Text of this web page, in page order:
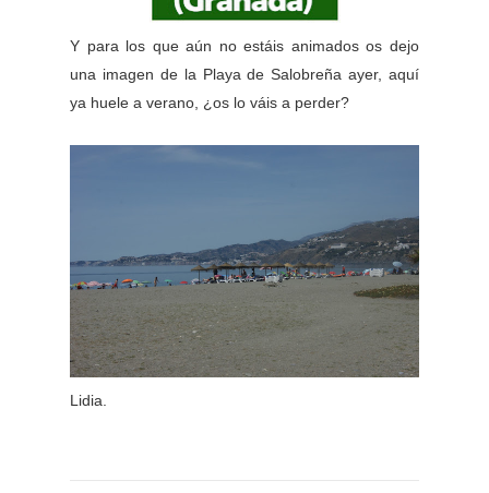
Y para los que aún no estáis animados os dejo
una imagen de la Playa de Salobreña ayer, aquí
ya huele a verano, ¿os lo váis a perder?
Lidia.